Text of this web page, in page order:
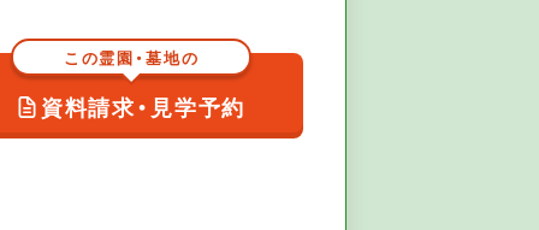
この霊園・墓地の
資料請求・見学予約